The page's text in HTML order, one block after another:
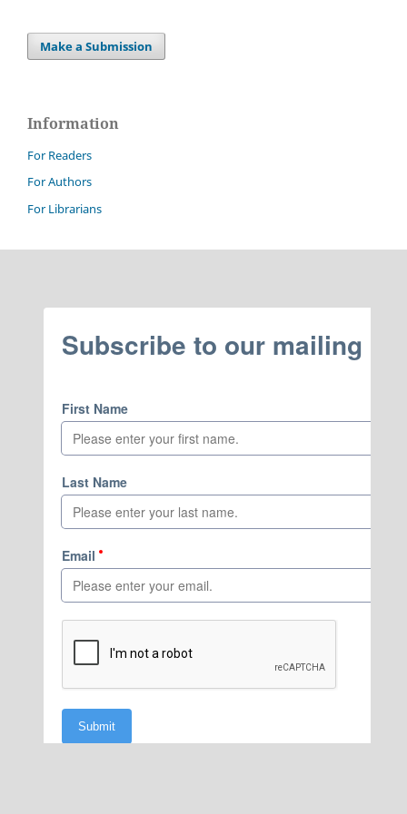
Make a Submission
Information
For Readers
For Authors
For Librarians